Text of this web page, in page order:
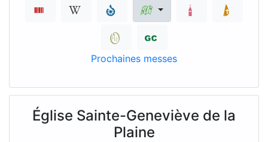
Prochaines messes
Église Sainte-Geneviève de la
Plaine